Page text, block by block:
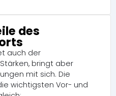
des
auch der
bringt aber
mit sich. Die
wichtigsten Vor- und